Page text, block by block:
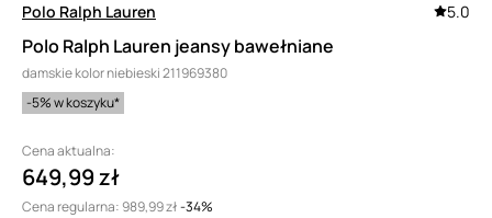
Polo Ralph Lauren 5.0
Polo Ralph Lauren jeansy bawełniane
damskie kolor niebieski 211969380
-5% w koszyku*
Cena aktualna:
649,99 zł
Cena regularna: 989,99 zł-34%